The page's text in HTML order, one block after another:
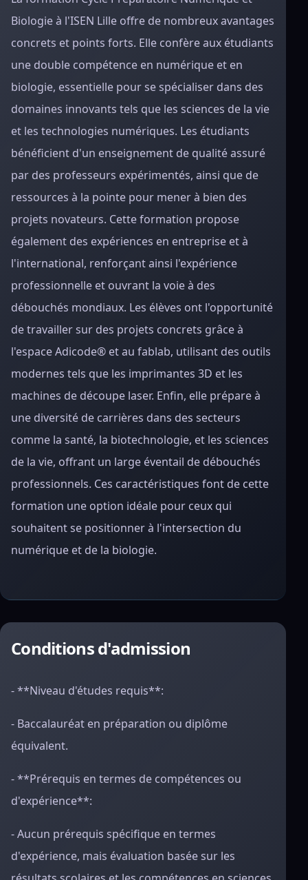
Biologie à l'ISEN Lille offre de nombreux avantages
concrets et points forts. Elle confère aux étudiants
une double compétence en numérique et en
biologie, essentielle pour se spécialiser dans des
domaines innovants tels que les sciences de la vie
et les technologies numériques. Les étudiants
bénéficient d'un enseignement de qualité assuré
par des professeurs expérimentés, ainsi que de
ressources à la pointe pour mener à bien des
projets novateurs. Cette formation propose
également des expériences en entreprise et à
l'international, renforçant ainsi l'expérience
professionnelle et ouvrant la voie à des
débouchés mondiaux. Les élèves ont l'opportunité
de travailler sur des projets concrets grâce à
l'espace Adicode® et au fablab, utilisant des outils
modernes tels que les imprimantes 3D et les
machines de découpe laser. Enfin, elle prépare à
une diversité de carrières dans des secteurs
comme la santé, la biotechnologie, et les sciences
de la vie, offrant un large éventail de débouchés
professionnels. Ces caractéristiques font de cette
formation une option idéale pour ceux qui
souhaitent se positionner à l'intersection du
numérique et de la biologie.
Conditions d'admission
- **Niveau d'études requis**:
- Baccalauréat en préparation ou diplôme
équivalent.
- **Prérequis en termes de compétences ou
d'expérience**:
- Aucun prérequis spécifique en termes
d'expérience, mais évaluation basée sur les